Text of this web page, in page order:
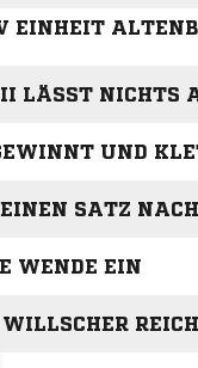
EINHEIT
LÄSST NICHTS
UND
SATZ
WENDE EIN